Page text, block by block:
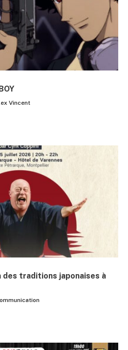
Vincent
des traditions japonaises à